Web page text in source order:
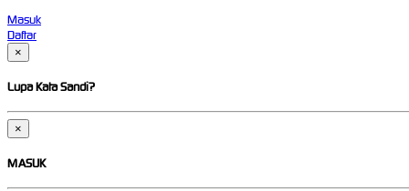
Masuk
Daftar
×
Lupa Kata Sandi?
×
MASUK